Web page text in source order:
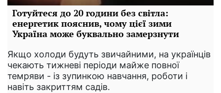
Готуйтеся до 20 години без світла:
енергетик пояснив, чому цієї зими
Україна може буквально замерзнути
Якщо холоди будуть звичайними, на українців
чекають тижневі періоди майже повної
темряви - із зупинкою навчання, роботи і
навіть закриттям садів.